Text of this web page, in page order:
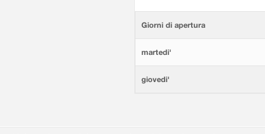
Giorni di apertura
martedi'
giovedi'